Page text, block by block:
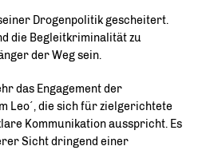
Drogenpolitik gescheitert.
die Begleitkriminalität zu
der Weg sein.
das Engagement der
Leo´, die sich für zielgerichtete
Kommunikation ausspricht. Es
Sicht dringend einer